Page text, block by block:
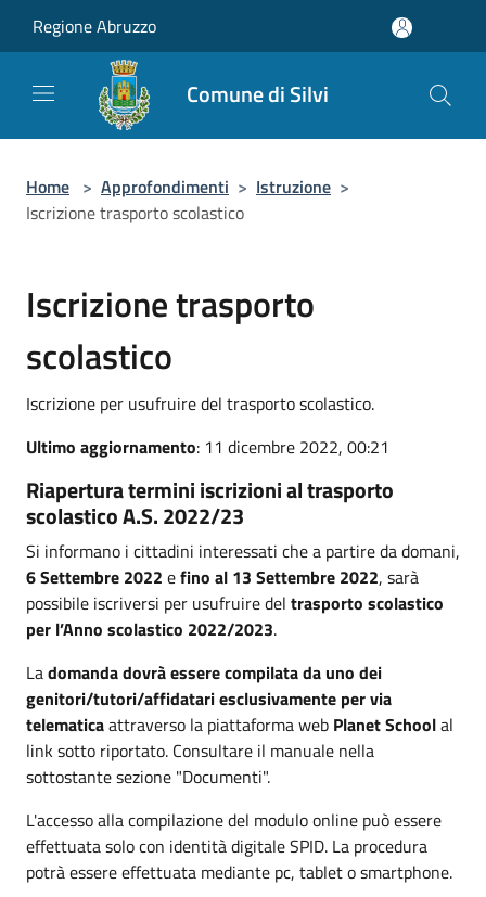
Regione Abruzzo
Comune di Silvi
Home > Approfondimenti > Istruzione >
Iscrizione trasporto scolastico
Iscrizione trasporto
scolastico
Iscrizione per usufruire del trasporto scolastico.
Ultimo aggiornamento: 11 dicembre 2022, 00:21
Riapertura termini iscrizioni al trasporto
scolastico A.S. 2022/23
Si informano i cittadini interessati che a partire da domani,
6 Settembre 2022 efino al 13 Settembre 2022, sarà
possibile iscriversi per usufruire del trasporto scolastico
per l’Anno scolastico 2022/2023.
Ladomanda dovrà essere compilata da uno dei
genitori/tutori/affidatari esclusivamente per via
telematicaattraverso la piattaforma web Planet Schoolal
link sotto riportato. Consultare il manuale nella
sottostante sezione "Documenti".
L'accesso alla compilazione del modulo online può essere
effettuata solo con identità digitale SPID. La procedura
potrà essere effettuata mediante pc, tablet o smartphone.